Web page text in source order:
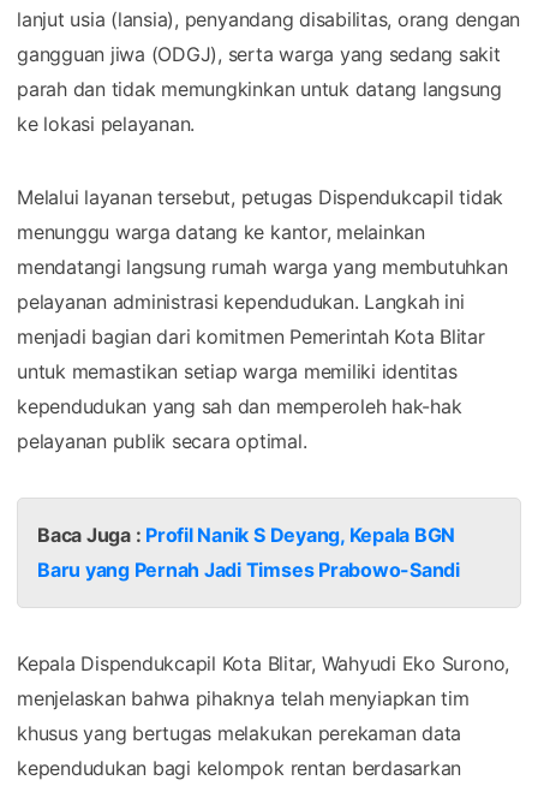
lanjut usia (lansia), penyandang disabilitas, orang dengan
gangguan jiwa (ODGJ), serta warga yang sedang sakit
parah dan tidak memungkinkan untuk datang langsung
ke lokasi pelayanan.
Melalui layanan tersebut, petugas Dispendukcapil tidak
menunggu warga datang ke kantor, melainkan
mendatangi langsung rumah warga yang membutuhkan
pelayanan administrasi kependudukan. Langkah ini
menjadi bagian dari komitmen Pemerintah Kota Blitar
untuk memastikan setiap warga memiliki identitas
kependudukan yang sah dan memperoleh hak-hak
pelayanan publik secara optimal.
Baca Juga : Profil Nanik S Deyang, Kepala BGN
Baru yang Pernah Jadi Timses Prabowo-Sandi
Kepala Dispendukcapil Kota Blitar, Wahyudi Eko Surono,
menjelaskan bahwa pihaknya telah menyiapkan tim
khusus yang bertugas melakukan perekaman data
kependudukan bagi kelompok rentan berdasarkan